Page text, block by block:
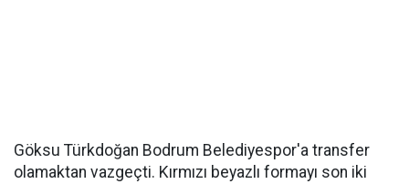
Göksu Türkdoğan Bodrum Belediyespor'a transfer
olamaktan vazgeçti. Kırmızı beyazlı formayı son iki